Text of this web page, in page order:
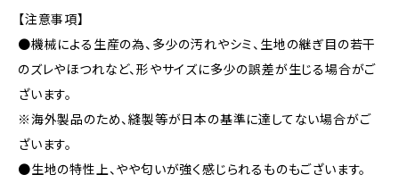
【注意事項】
●機械による生産の為、多少の汚れやシミ、生地の継ぎ目の若干
のズレやほつれなど、形やサイズに多少の誤差が生じる場合がご
ざいます。
※海外製品のため、縫製等が日本の基準に達してない場合がご
ざいます。
●生地の特性上、やや匂いが強く感じられるものもございます。